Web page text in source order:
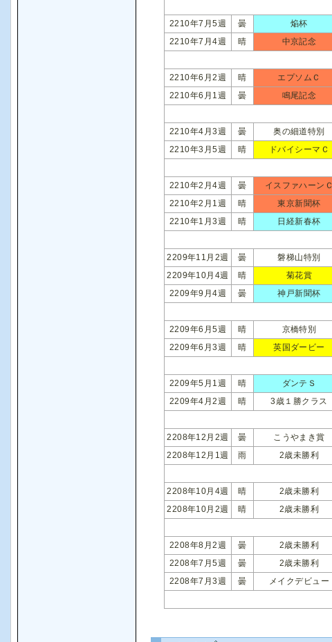
2210年7月5週
曇 焔杯
2210年7月4週
晴 中京記念
2210年6月2週
晴 エプソムＣ
2210年6月1週
曇 鳴尾記念
2210年4月3週
曇 奥の細道特別
2210年3月5週
晴 ドバイシーマＣ
2210年2月4週
曇 イスファハーンＣ
2210年2月1週
晴 東京新聞杯
2210年1月3週
晴 日経新春杯
2209年11月2週
曇 磐梯山特別
2209年10月4週
晴 菊花賞
2209年9月4週
曇 神戸新聞杯
2209年6月5週
晴 京橋特別
2209年6月3週
晴 英国ダービー
2209年5月1週
晴 ダンテＳ
2209年4月2週
晴 3歳１勝クラス
2208年12月2週
曇 こうやまき賞
2208年12月1週
雨 2歳未勝利
2208年10月4週
晴 2歳未勝利
2208年10月2週
晴 2歳未勝利
2208年8月2週
曇 2歳未勝利
2208年7月5週
曇 2歳未勝利
2208年7月3週
曇 メイクデビュー